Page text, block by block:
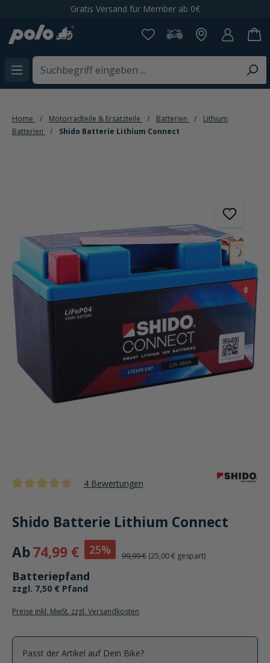
Gratis Versand für Member ab 0€
Home Motorradteile & Ersatzteile Batterien
Lithium
Batterien
Shido Batterie Lithium Connect
4 Bewertungen
Shido Batterie Lithium Connect
Ab74,99 € 25% 99,99 € (25,00 € gespart)
Batteriepfand
zzgl. 7,50 € Pfand
Preise inkl. MwSt. zzgl. Versandkosten
Passt der Artikel auf Dein Bike?